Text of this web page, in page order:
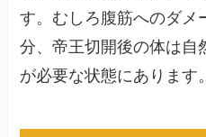
す。むしろ腹筋へのダメ
分、帝王切開後の体は自
が必要な状態にあります。